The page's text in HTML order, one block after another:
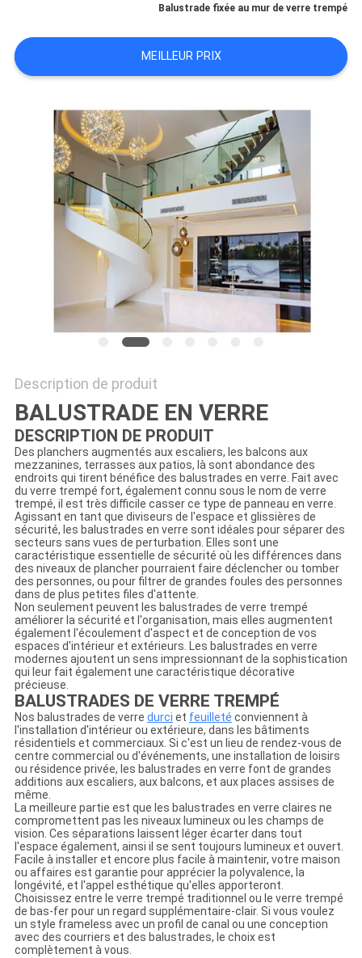
CAS
DEMANDEZ
UNE
CITATION
PRIVACY
Balustrade fixée au mur de verre trempé
MEILLEUR PRIX
Description de produit
BALUSTRADE EN VERRE
DESCRIPTION DE PRODUIT
Des planchers augmentés aux escaliers, les balcons aux
mezzanines, terrasses aux patios, là sont abondance des
endroits qui tirent bénéfice des balustrades en verre. Fait avec
du verre trempé fort, également connu sous le nom de verre
trempé, il est très difficile casser ce type de panneau en verre.
Agissant en tant que diviseurs de l'espace et glissières de
sécurité, les balustrades en verre sont idéales pour séparer des
secteurs sans vues de perturbation. Elles sont une
caractéristique essentielle de sécurité où les différences dans
des niveaux de plancher pourraient faire déclencher ou tomber
des personnes, ou pour filtrer de grandes foules des personnes
dans de plus petites files d'attente.
Non seulement peuvent les balustrades de verre trempé
améliorer la sécurité et l'organisation, mais elles augmentent
également l'écoulement d'aspect et de conception de vos
espaces d'intérieur et extérieurs. Les balustrades en verre
modernes ajoutent un sens impressionnant de la sophistication
qui leur fait également une caractéristique décorative
précieuse.
BALUSTRADES DE VERRE TREMPÉ
Nos balustrades de verre durci et feuilleté conviennent à
l'installation d'intérieur ou extérieure, dans les bâtiments
résidentiels et commerciaux. Si c'est un lieu de rendez-vous de
centre commercial ou d'événements, une installation de loisirs
ou résidence privée, les balustrades en verre font de grandes
additions aux escaliers, aux balcons, et aux places assises de
même.
La meilleure partie est que les balustrades en verre claires ne
compromettent pas les niveaux lumineux ou les champs de
vision. Ces séparations laissent léger écarter dans tout
l'espace également, ainsi il se sent toujours lumineux et ouvert.
Facile à installer et encore plus facile à maintenir, votre maison
ou affaires est garantie pour apprécier la polyvalence, la
longévité, et l'appel esthétique qu'elles apporteront.
Choisissez entre le verre trempé traditionnel ou le verre trempé
de bas-fer pour un regard supplémentaire-clair. Si vous voulez
un style frameless avec un profil de canal ou une conception
avec des courriers et des balustrades, le choix est
complètement à vous.